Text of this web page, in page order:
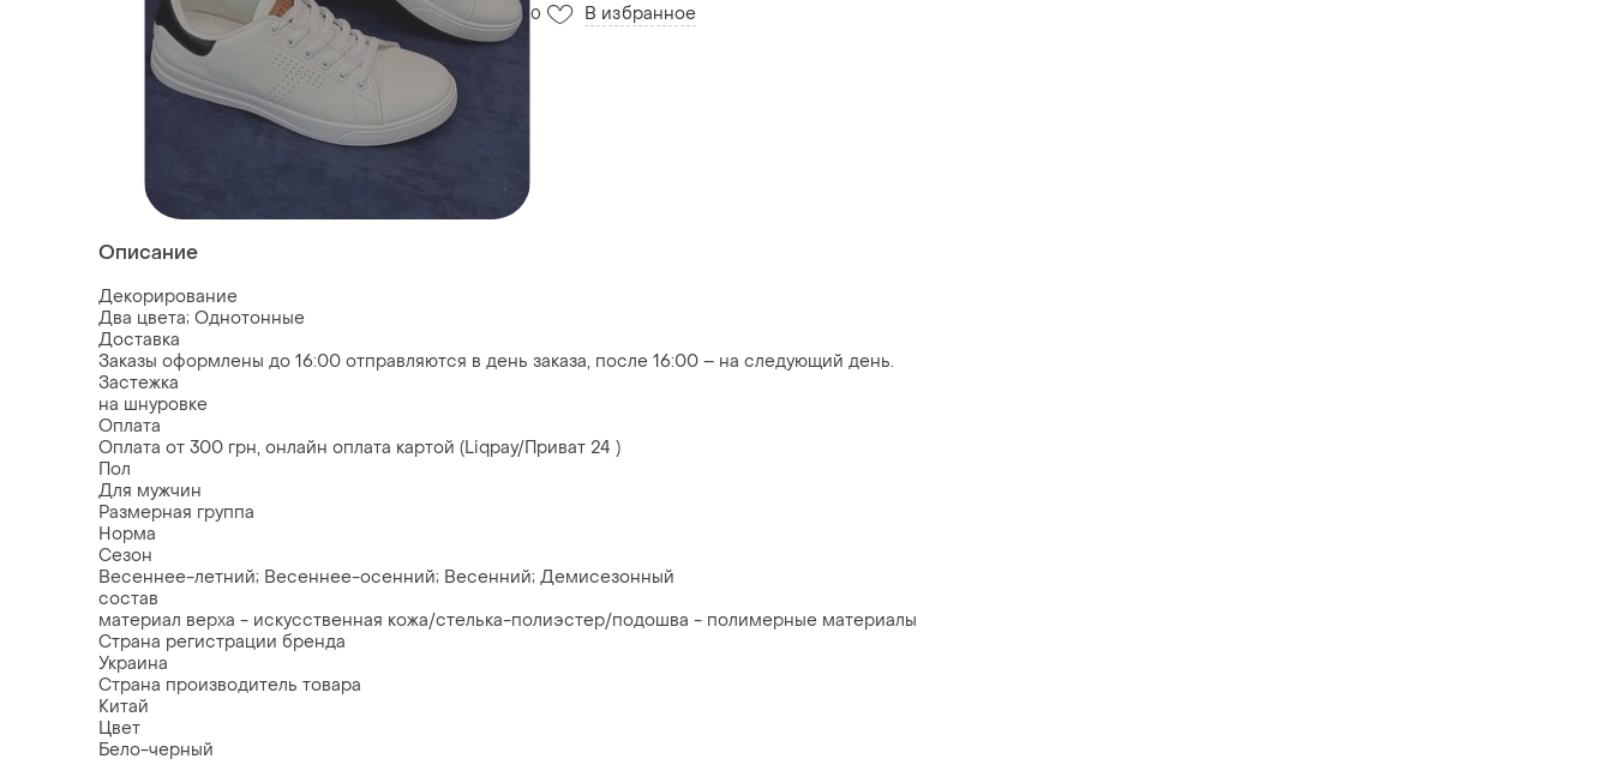
0 В избранное
Описание
Декорирование
Два цвета; Однотонные
Доставка
Заказы оформлены до 16:00 отправляются в день заказа, после 16:00 – на следующий день.
Застежка
на шнуровке
Оплата
Оплата от 300 грн, онлайн оплата картой (Liqpay/Приват 24 )
Пол
Для мужчин
Размерная группа
Норма
Сезон
Весеннее-летний; Весеннее-осенний; Весенний; Демисезонный
состав
материал верха - искусственная кожа/стелька-полиэстер/подошва - полимерные материалы
Страна регистрации бренда
Украина
Страна производитель товара
Китай
Цвет
Бело-черный